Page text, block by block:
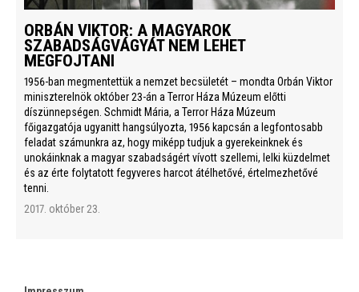
ORBÁN VIKTOR: A MAGYAROK
SZABADSÁGVÁGYÁT NEM LEHET
MEGFOJTANI
1956-ban megmentettük a nemzet becsületét – mondta Orbán Viktor
miniszterelnök október 23-án a Terror Háza Múzeum előtti
díszünnepségen. Schmidt Mária, a Terror Háza Múzeum
főigazgatója ugyanitt hangsúlyozta, 1956 kapcsán a legfontosabb
feladat számunkra az, hogy miképp tudjuk a gyerekeinknek és
unokáinknak a magyar szabadságért vívott szellemi, lelki küzdelmet
és az érte folytatott fegyveres harcot átélhetővé, értelmezhetővé
tenni.
2017. október 23.